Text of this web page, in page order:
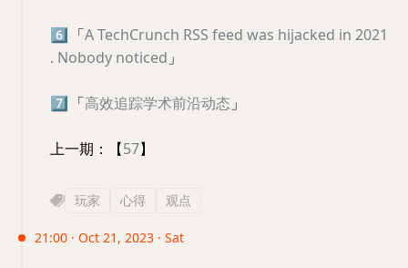
6️⃣ 「A TechCrunch RSS feed was hijacked in 2021
. Nobody noticed 」
7️⃣ 「高效追踪学术前沿动态 」
上一期：【57】
玩家 心得 观点
21:00 · Oct 21, 2023 · Sat